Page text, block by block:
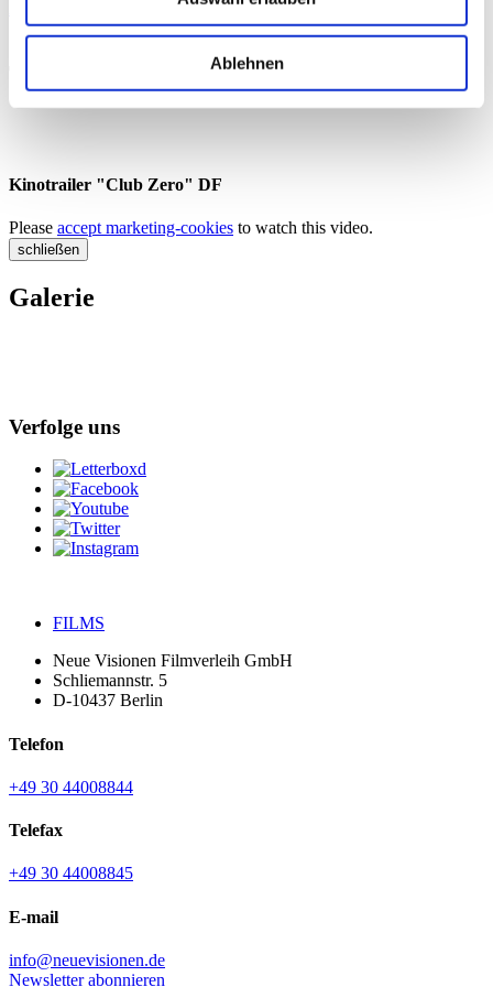
Ablehnen
Kinotrailer "Club Zero" DF
Please accept marketing-cookies to watch this video.
schließen
Galerie
Verfolge uns
FILMS
Neue Visionen Filmverleih GmbH
Schliemannstr. 5
D-10437 Berlin
Telefon
+49 30 44008844
Telefax
+49 30 44008845
E-mail
info@neuevisionen.de
Newsletter abonnieren